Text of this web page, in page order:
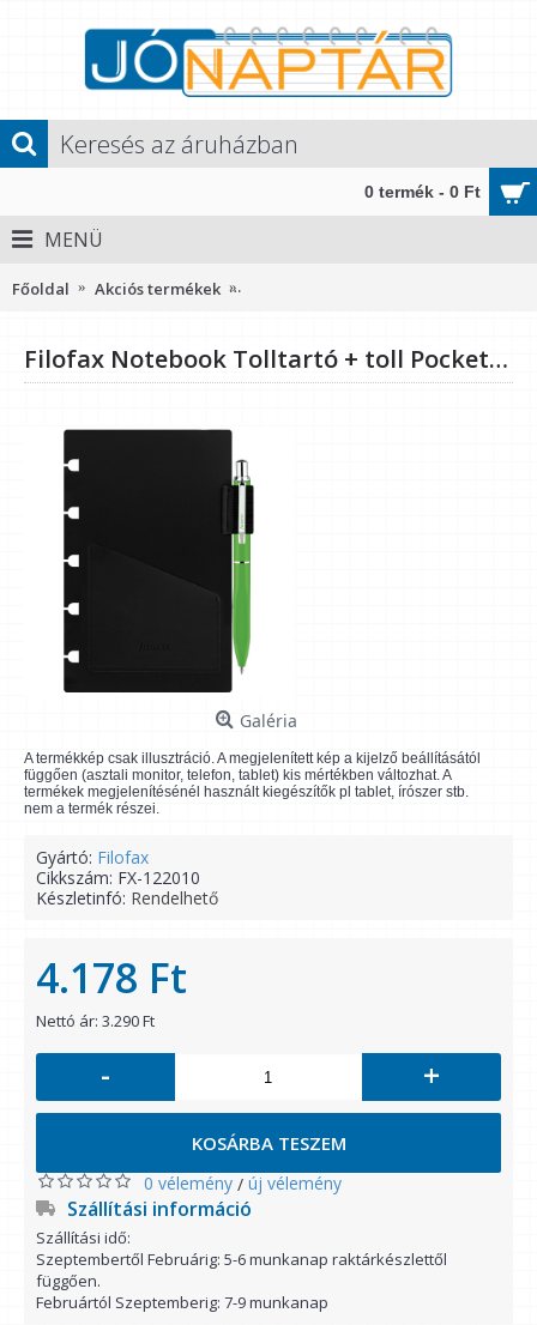
0 termék - 0 Ft
MENÜ
Főoldal Akciós termékek
Filofax Notebook Tolltartó + toll Pocket Zöld
Galéria
A termékkép csak illusztráció. A megjelenített kép a kijelző beállításától
függően (asztali monitor, telefon, tablet) kis mértékben változhat. A
termékek megjelenítésénél használt kiegészítők pl tablet, írószer stb.
nem a termék részei.
Gyártó: Filofax
Cikkszám: FX-122010
Készletinfó: Rendelhető
4.178 Ft
Nettó ár: 3.290 Ft
- +
KOSÁRBA TESZEM
0 vélemény / új vélemény
Szállítási információ
Szállítási idő:
Szeptembertől Februárig: 5-6 munkanap raktárkészlettől
függően.
Februártól Szeptemberig: 7-9 munkanap